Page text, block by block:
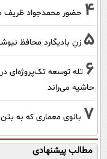
4 حضور محمدجواد ظریف
5 زنِ بادیگارد محافظ
6 تله توسعه تک‌پروژه‌ای در
حاشیه می‌راند
7 بانوی معماری که به بتن
مطالب پیشنهادی